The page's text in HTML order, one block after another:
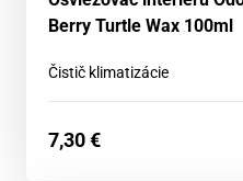
Berry Turtle Wax 100ml
Čistič klimatizácie
7,30€